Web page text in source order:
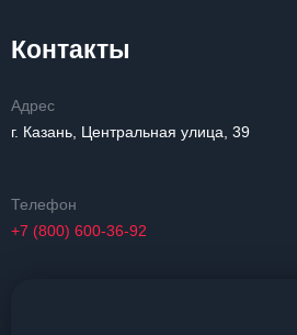
Контакты
Адрес
г. Казань, Центральная улица, 39
Телефон
+7 (800) 600-36-92